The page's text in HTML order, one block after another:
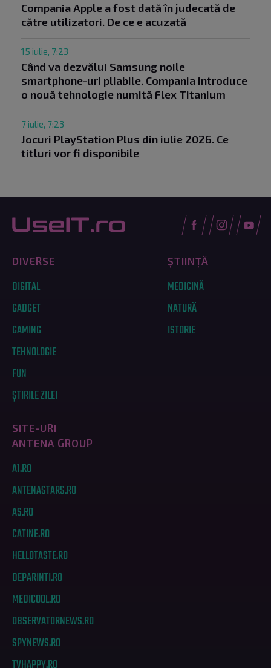
Compania Apple a fost dată în judecată de
către utilizatori. De ce e acuzată
15 iulie, 7:23
Când va dezvălui Samsung noile
smartphone-uri pliabile. Compania introduce
o nouă tehnologie numită Flex Titanium
7 iulie, 7:23
Jocuri PlayStation Plus din iulie 2026. Ce
titluri vor fi disponibile
DIVERSE
DIGITAL
GADGET
GAMING
TEHNOLOGIE
FUN
ȘTIRILE ZILEI
ȘTIINȚĂ
MEDICINĂ
NATURĂ
ISTORIE
SITE-URI
ANTENA GROUP
A1.RO
ANTENASTARS.RO
AS.RO
CATINE.RO
HELLOTASTE.RO
DEPARINTI.RO
MEDICOOL.RO
OBSERVATORNEWS.RO
SPYNEWS.RO